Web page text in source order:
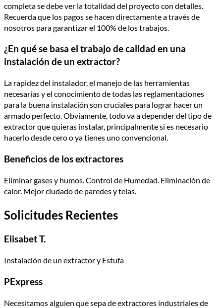
completa se debe ver la totalidad del proyecto con detalles.
Recuerda que los pagos se hacen directamente a través de
nosotros para garantizar el 100% de los trabajos.
¿En qué se basa el trabajo de calidad en una
instalación de un extractor?
La rapidez del instalador, el manejo de las herramientas
necesarias y el conocimiento de todas las reglamentaciones
para la buena instalación son cruciales para lograr hacer un
armado perfecto. Obviamente, todo va a depender del tipo de
extractor que quieras instalar, principalmente si es necesario
hacerlo desde cero o ya tienes uno convencional.
Beneficios de los extractores
Eliminar gases y humos. Control de Humedad. Eliminación de
calor. Mejor ciudado de paredes y telas.
Solicitudes Recientes
Elisabet T.
Instalación de un extractor y Estufa
PExpress
Necesitamos alguien que sepa de extractores industriales de